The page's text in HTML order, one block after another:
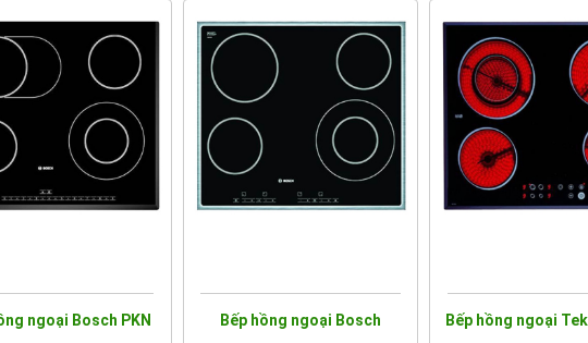
ngoại Bosch PKN
Bếp hồng ngoại Bosch
Bếp hồng ngoại